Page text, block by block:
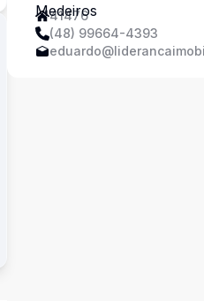
41476
(48) 99664-4393